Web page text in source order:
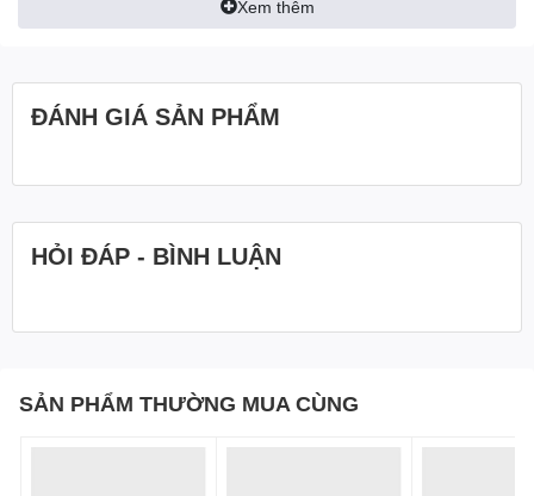
Xem thêm
ĐÁNH GIÁ SẢN PHẨM
HỎI ĐÁP - BÌNH LUẬN
SẢN PHẨM THƯỜNG MUA CÙNG